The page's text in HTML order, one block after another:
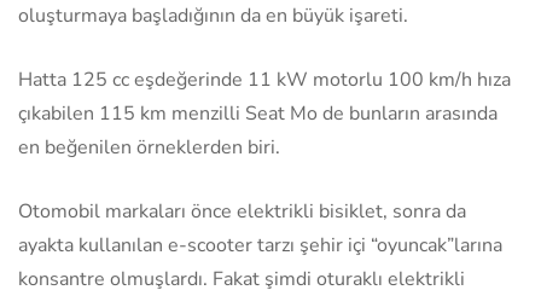
oluşturmaya başladığının da en büyük işareti.
Hatta 125 cc eşdeğerinde 11 kW motorlu 100 km/h hıza
çıkabilen 115 km menzilli Seat Mo de bunların arasında
en beğenilen örneklerden biri.
Otomobil markaları önce elektrikli bisiklet, sonra da
ayakta kullanılan e-scooter tarzı şehir içi “oyuncak”larına
konsantre olmuşlardı. Fakat şimdi oturaklı elektrikli